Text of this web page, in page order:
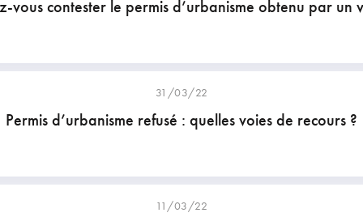
vous contester le permis d’urbanisme obtenu par un
31/03/22
Permis d’urbanisme refusé : quelles voies de recours ?
11/03/22